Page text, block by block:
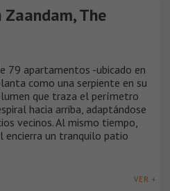
The
79 apartamentos -ubicado en
como una serpiente en su
que traza el perímetro
hacia arriba, adaptándose
vecinos. Al mismo tiempo,
encierra un tranquilo patio
VER +